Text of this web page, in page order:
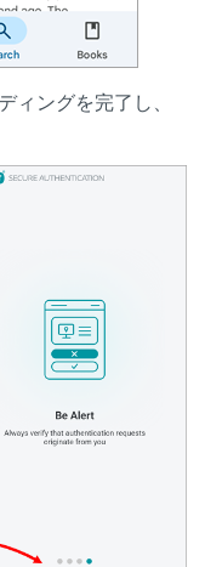
ィングを完了し、